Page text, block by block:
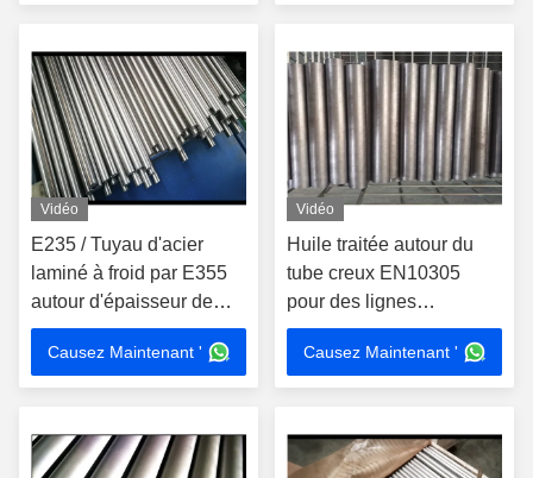
Vidéo
E235 / Tuyau d'acier
laminé à froid par E355
autour d'épaisseur de
30mm pour l'axe de
transmission
automatique
Causez Maintenant '
Vidéo
Huile traitée autour du
tube creux EN10305
pour des lignes
d'injection de carburant
de moteur à essence
Causez Maintenant '